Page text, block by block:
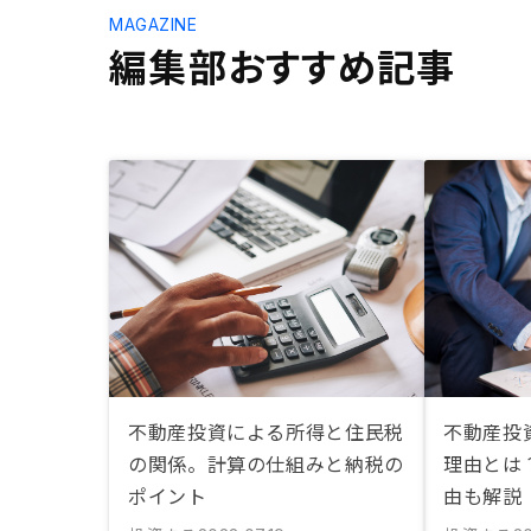
編集部おすすめ記事
MAGAZINE
不動産投資による所得と住民税
の関係。計算の仕組みと納税の
ポイント
不動産投
理由とは
由も解説